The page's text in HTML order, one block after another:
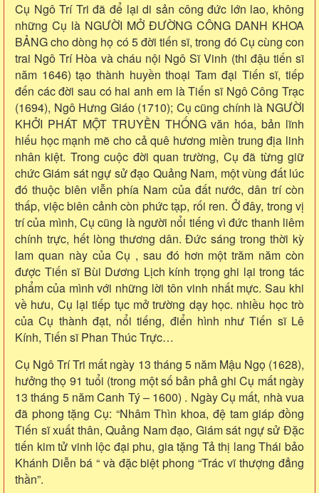
Cụ Ngô Trí Tri đã để lại di sản công đức lớn lao, không
những Cụ là NGƯỜI MỞ ĐƯỜNG CÔNG DANH KHOA
BẢNG cho dòng họ có 5 đời tiến sĩ, trong đó Cụ cùng con
trai Ngô Trí Hòa và cháu nội Ngô Sĩ Vinh (thi đậu tiến sĩ
năm 1646) tạo thành huyền thoại Tam đại Tiến sĩ, tiếp
đến các đời sau có hai anh em là Tiến sĩ Ngô Công Trạc
(1694), Ngô Hưng Giáo (1710); Cụ cũng chính là NGƯỜI
KHỞI PHÁT MỘT TRUYỀN THỐNG văn hóa, bản lĩnh
hiếu học mạnh mẽ cho cả quê hương miền trung địa linh
nhân kiệt. Trong cuộc đời quan trường, Cụ đã từng giữ
chức Giám sát ngự sử đạo Quảng Nam, một vùng đất lúc
đó thuộc biên viễn phía Nam của đất nước, dân trí còn
thấp, việc biên cảnh còn phức tạp, rối ren. Ở đây, trong vị
trí của mình, Cụ cũng là người nổi tiếng vì đức thanh liêm
chính trực, hết lòng thương dân. Đức sáng trong thời kỳ
lam quan này của Cụ , sau đó hơn một trăm năm còn
được Tiến sĩ Bùi Dương Lịch kính trọng ghi lại trong tác
phẩm của mình với những lời tôn vinh nhất mực. Sau khi
về hưu, Cụ lại tiếp tục mở trường dạy học. nhiều học trò
của Cụ thành đạt, nổi tiếng, điển hình như Tiến sĩ Lê
Kính, Tiến sĩ Phan Thúc Trực…
Cụ Ngô Trí Tri mất ngày 13 tháng 5 năm Mậu Ngọ (1628),
hưởng thọ 91 tuổi (trong một số bản phả ghi Cụ mất ngày
13 tháng 5 năm Canh Tý – 1600) . Ngày Cụ mất, nhà vua
đã phong tặng Cụ: “Nhâm Thìn khoa, đệ tam giáp đồng
Tiến sĩ xuất thân, Quảng Nam đạo, Giám sát ngự sử Đặc
tiến kim tử vinh lộc đại phu, gia tặng Tả thị lang Thái bảo
Khánh Diễn bá “ và đặc biệt phong “Trác vĩ thượng đẳng
thần”.